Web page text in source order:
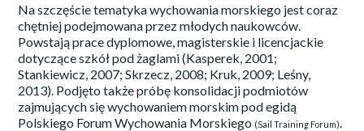
Na szczęście tematyka wychowania morskiego jest coraz
chętniej podejmowana przez młodych naukowców.
Powstają prace dyplomowe, magisterskie i licencjackie
dotyczące szkół pod żaglami (Kasperek, 2001;
Stankiewicz, 2007; Skrzecz, 2008; Kruk, 2009; Leśny,
2013). Podjęto także próbę konsolidacji podmiotów
zajmujących się wychowaniem morskim pod egidą
Polskiego Forum Wychowania Morskiego (Sail Training Forum)